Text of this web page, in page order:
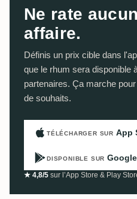
Ne rate
affaire.
Définis un prix cible dans
que le rhum sera disponible
partenaires. Ça marche
de souhaits.
TÉLÉCHARGER SUR App
DISPONIBLE SUR
★ 4,8/5 sur l’App Store & Play